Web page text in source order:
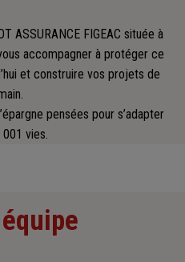
ASSURANCE FIGEAC située à
accompagner à protéger ce
et construire vos projets de
pensées pour s’adapter
vies.
équipe